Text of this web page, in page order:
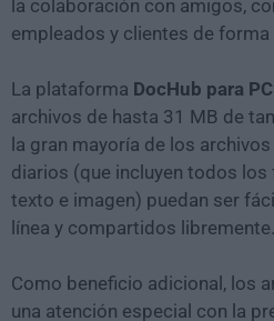
la colaboración con amigos,
empleados y clientes de
La plataforma DocHub para PC
archivos de hasta 31 MB de
la gran mayoría de los
diarios (que incluyen todos
texto e imagen) puedan ser
línea y compartidos libremente.
Como beneficio adicional, los
una atención especial con la